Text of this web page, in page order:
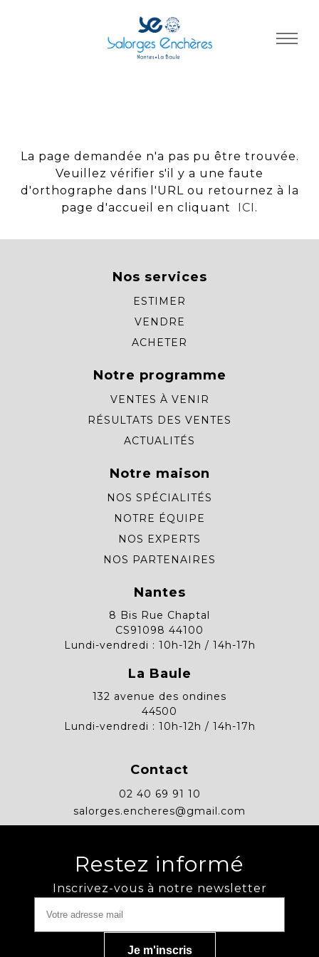
La page demandée n'a pas pu être trouvée.
Veuillez vérifier s'il y a une faute
d'orthographe dans l'URL ou retournez à la
page d'accueil en cliquant
ICI .
Nos services
ESTIMER
VENDRE
ACHETER
Notre programme
VENTES À VENIR
RÉSULTATS DES VENTES
ACTUALITÉS
Notre maison
NOS SPÉCIALITÉS
NOTRE ÉQUIPE
NOS EXPERTS
NOS PARTENAIRES
Nantes
8 Bis Rue Chaptal
CS91098 44100
Lundi-vendredi : 10h-12h / 14h-17h
La Baule
132 avenue des ondines
44500
Lundi-vendredi : 10h-12h / 14h-17h
Contact
02 40 69 91 10
salorges.encheres@gmail.com
Restez informé
Inscrivez-vous à notre newsletter